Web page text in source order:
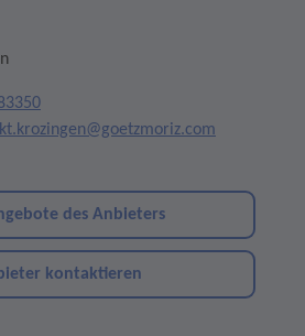
des Anbieters
kontaktieren